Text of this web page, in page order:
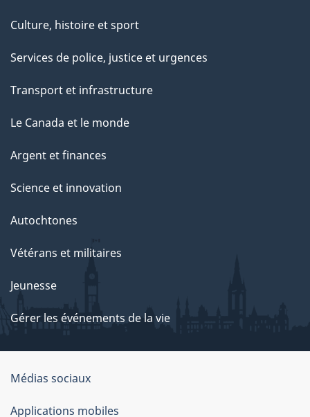
Culture, histoire et sport
Services de police, justice et urgences
Transport et infrastructure
Le Canada et le monde
Argent et finances
Science et innovation
Autochtones
Vétérans et militaires
Jeunesse
Gérer les événements de la vie
Organisation
du
Médias sociaux
Applications mobiles